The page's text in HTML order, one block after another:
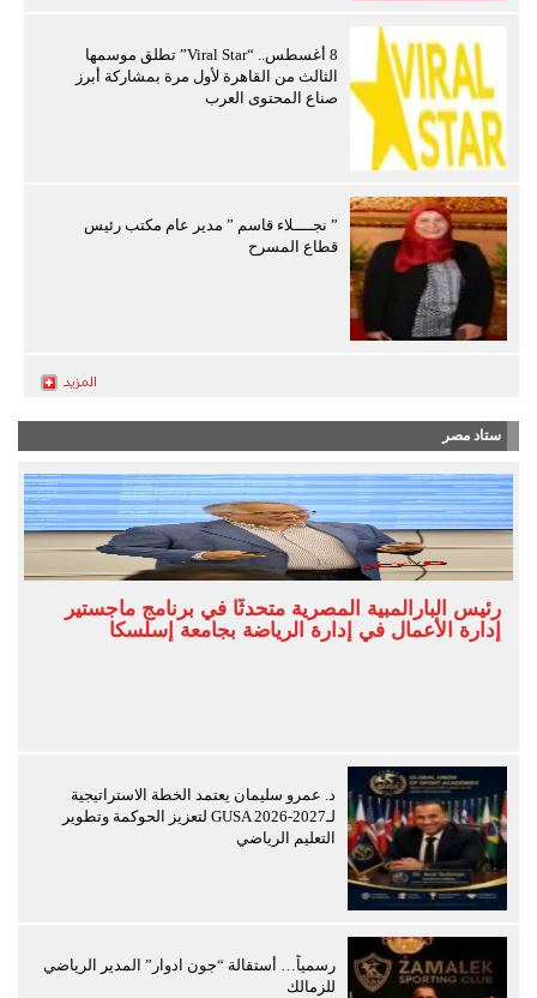
8 أغسطس.. “Viral Star” تطلق موسمها
الثالث من القاهرة لأول مرة بمشاركة أبرز
صناع المحتوى العرب
” نجــــلاء قاسم ” مدير عام مكتب رئيس
قطاع المسرح
ستاد مصر
رئيس البارالمبية المصرية متحدثًا في برنامج ماجستير
إدارة الأعمال في إدارة الرياضة بجامعة إسلسكا
د. عمرو سليمان يعتمد الخطة الاستراتيجية
لـGUSA 2026-2027 لتعزيز الحوكمة وتطوير
التعليم الرياضي
رسمياً… أستقالة “جون ادوار” المدير الرياضي
للزمالك